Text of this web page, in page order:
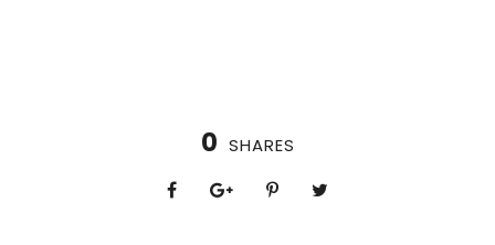
0 SHARES